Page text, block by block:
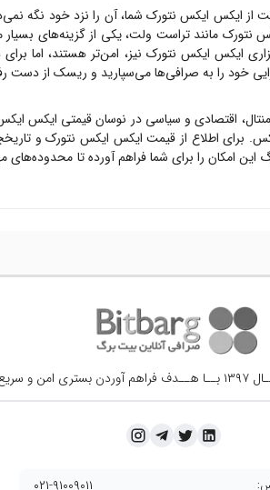
از ایکس ایکس نتورکشما، آن را نزد خود نگه
نتورک مانند تراست ولت، یکی از گزینه‌های بسیار
ایکس ایکس نتورک نیز، امن‌تر هستند، اما
خود را به صرافی‌ها می‌سپارید و ریسک از دست
اقتصادی و سیاسی در نوسان قیمتی ایکس
برای اطلاع از قیمت ایکس ایکس نتورکو
امکان را برای شما فراهم آورده تا محدوده‌های
بستری امن و
۰۲۱-۹۱۰۰۹۰۱۱